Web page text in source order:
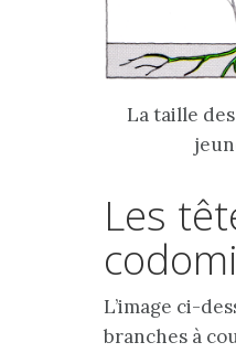
La taille
Les
L’image ci-
branches à